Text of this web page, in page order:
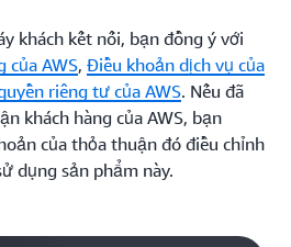
khách kết nối, bạn đồng ý với
của AWS, Điều khoản dịch vụ của
riêng tư của AWS. Nếu đã
khách hàng của AWS, bạn
của thỏa thuận đó điều chỉnh
dụng sản phẩm này.